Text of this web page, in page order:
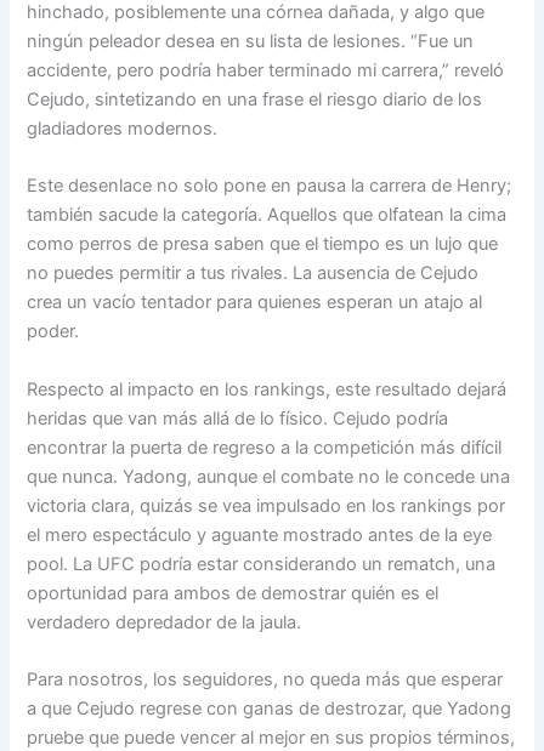
hinchado, posiblemente una córnea dañada, y algo que
ningún peleador desea en su lista de lesiones. “Fue un
accidente, pero podría haber terminado mi carrera,” reveló
Cejudo, sintetizando en una frase el riesgo diario de los
gladiadores modernos.
Este desenlace no solo pone en pausa la carrera de Henry;
también sacude la categoría. Aquellos que olfatean la cima
como perros de presa saben que el tiempo es un lujo que
no puedes permitir a tus rivales. La ausencia de Cejudo
crea un vacío tentador para quienes esperan un atajo al
poder.
Respecto al impacto en los rankings, este resultado dejará
heridas que van más allá de lo físico. Cejudo podría
encontrar la puerta de regreso a la competición más difícil
que nunca. Yadong, aunque el combate no le concede una
victoria clara, quizás se vea impulsado en los rankings por
el mero espectáculo y aguante mostrado antes de la eye
pool. La UFC podría estar considerando un rematch, una
oportunidad para ambos de demostrar quién es el
verdadero depredador de la jaula.
Para nosotros, los seguidores, no queda más que esperar
a que Cejudo regrese con ganas de destrozar, que Yadong
pruebe que puede vencer al mejor en sus propios términos,